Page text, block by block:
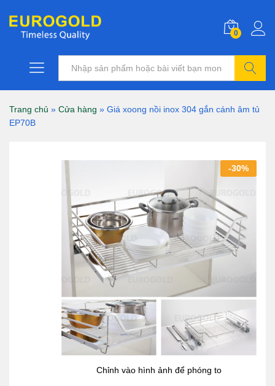
0
Trang chủ » Cửa hàng » Giá xoong nồi inox 304 gắn cánh âm tủ
EP70B
-30%
Chỉnh vào hình ảnh để phóng to